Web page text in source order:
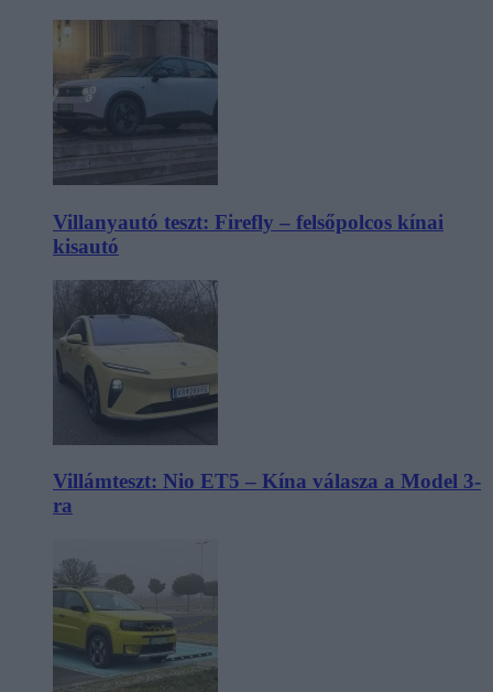
Villanyautó teszt: Firefly – felsőpolcos kínai
kisautó
Villámteszt: Nio ET5 – Kína válasza a Model 3-
ra